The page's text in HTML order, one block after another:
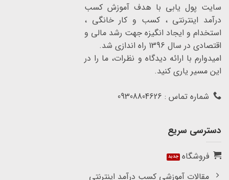
سایت پول یابی با هدف آموزش کسب
درآمد اینترنتی ، کسب و کار خانگی ،
استخدام و ایجاد انگیزه جهت رشد مالی و
اقتصادی در سال 1396 راه اندازی شد.
امیدوارم با ارائه دیدگاه و نظرات، ما را در
این مسیر یاری کنید.
شماره تماس : 09308804626
دسترسی سریع
فروشگاه
مقالات آموزشی کسب درآمد اینترنتی